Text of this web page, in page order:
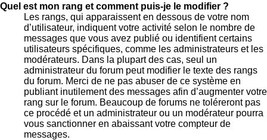
Quel est mon rang et comment puis-je le modifier ?
Les rangs, qui apparaissent en dessous de votre nom
d’utilisateur, indiquent votre activité selon le nombre de
messages que vous avez publié ou identifient certains
utilisateurs spécifiques, comme les administrateurs et les
modérateurs. Dans la plupart des cas, seul un
administrateur du forum peut modifier le texte des rangs
du forum. Merci de ne pas abuser de ce système en
publiant inutilement des messages afin d’augmenter votre
rang sur le forum. Beaucoup de forums ne toléreront pas
ce procédé et un administrateur ou un modérateur pourra
vous sanctionner en abaissant votre compteur de
messages.